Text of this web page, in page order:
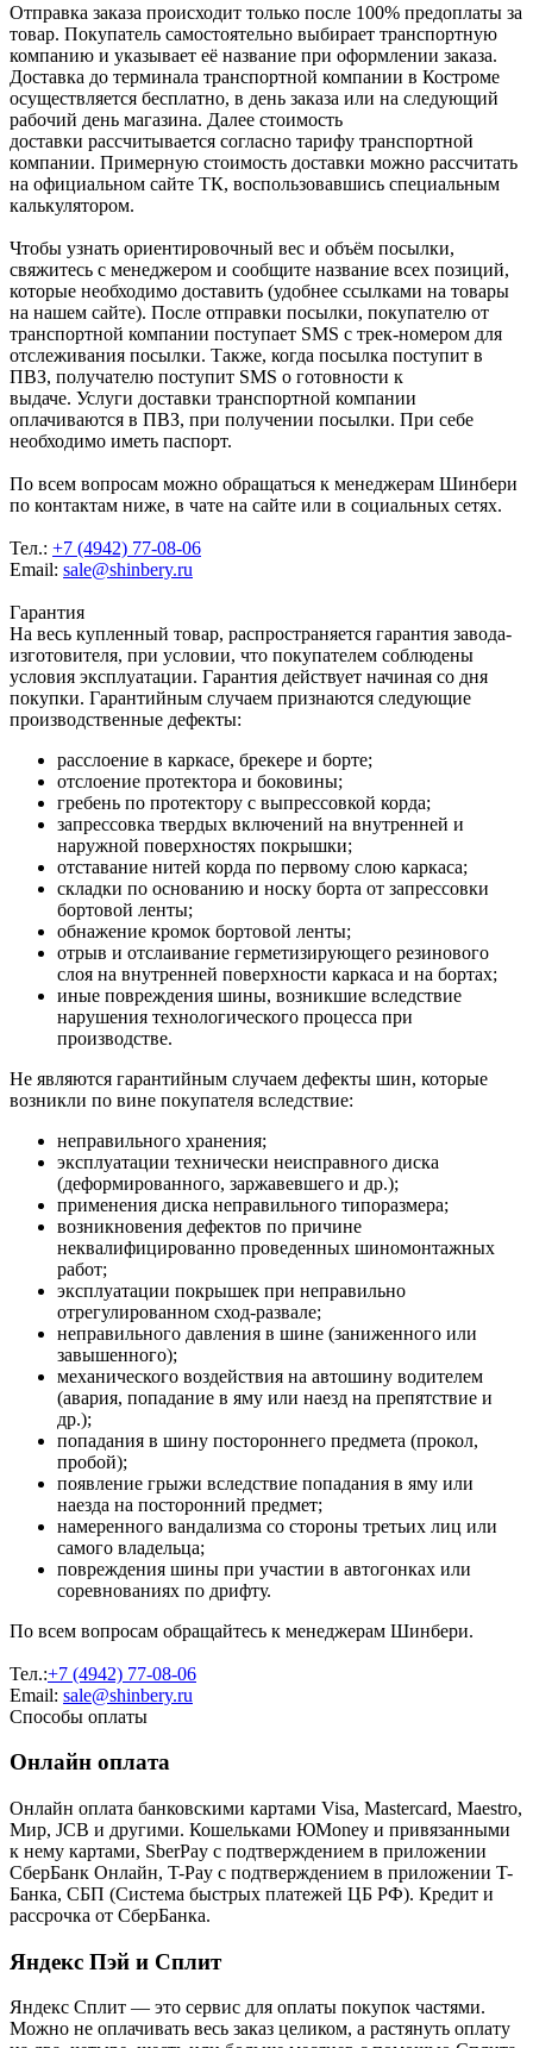
Отправка заказа происходит только после 100% предоплаты за
товар. Покупатель самостоятельно выбирает транспортную
компанию и указывает её название при оформлении заказа.
Доставка до терминала транспортной компании в Костроме
осуществляется бесплатно, в день заказа или на следующий
рабочий день магазина. Далее стоимость
доставки рассчитывается согласно тарифу транспортной
компании. Примерную стоимость доставки можно рассчитать
на официальном сайте ТК, воспользовавшись специальным
калькулятором.
Чтобы узнать ориентировочный вес и объём посылки,
свяжитесь с менеджером и сообщите название всех позиций,
которые необходимо доставить (удобнее ссылками на товары
на нашем сайте). После отправки посылки, покупателю от
транспортной компании поступает SMS с трек-номером для
отслеживания посылки. Также, когда посылка поступит в
ПВЗ, получателю поступит SMS о готовности к
выдаче. Услуги доставки транспортной компании
оплачиваются в ПВЗ, при получении посылки. При себе
необходимо иметь паспорт.
По всем вопросам можно обращаться к менеджерам Шинбери
по контактам ниже, в чате на сайте или в социальных сетях.
Тел.: +7 (4942) 77-08-06
Email: sale@shinbery.ru
Гарантия
На весь купленный товар, распространяется гарантия завода-
изготовителя, при условии, что покупателем соблюдены
условия эксплуатации. Гарантия действует начиная со дня
покупки. Гарантийным случаем признаются следующие
производственные дефекты:
расслоение в каркасе, брекере и борте;
отслоение протектора и боковины;
гребень по протектору с выпрессовкой корда;
запрессовка твердых включений на внутренней и
наружной поверхностях покрышки;
отставание нитей корда по первому слою каркаса;
складки по основанию и носку борта от запрессовки
бортовой ленты;
обнажение кромок бортовой ленты;
отрыв и отслаивание герметизирующего резинового
слоя на внутренней поверхности каркаса и на бортах;
иные повреждения шины, возникшие вследствие
нарушения технологического процесса при
производстве.
Не являются гарантийным случаем дефекты шин, которые
возникли по вине покупателя вследствие:
неправильного хранения;
эксплуатации технически неисправного диска
(деформированного, заржавевшего и др.);
применения диска неправильного типоразмера;
возникновения дефектов по причине
неквалифицированно проведенных шиномонтажных
работ;
эксплуатации покрышек при неправильно
отрегулированном сход-развале;
неправильного давления в шине (заниженного или
завышенного);
механического воздействия на автошину водителем
(авария, попадание в яму или наезд на препятствие и
др.);
попадания в шину постороннего предмета (прокол,
пробой);
появление грыжи вследствие попадания в яму или
наезда на посторонний предмет;
намеренного вандализма со стороны третьих лиц или
самого владельца;
повреждения шины при участии в автогонках или
соревнованиях по дрифту.
По всем вопросам обращайтесь к менеджерам Шинбери.
Тел.:+7 (4942) 77-08-06
Email: sale@shinbery.ru
Способы оплаты
Онлайн оплата
Онлайн оплата банковскими картами Visa, Mastercard, Maestro,
Мир, JCB и другими. Кошельками ЮMoney и привязанными
к нему картами, SberPay с подтверждением в приложении
СберБанк Онлайн, T-Pay с подтверждением в приложении T-
Банка, СБП (Система быстрых платежей ЦБ РФ). Кредит и
рассрочка от СберБанка.
Яндекс Пэй и Сплит
Яндекс Cплит — это сервис для оплаты покупок частями.
Можно не оплачивать весь заказ целиком, а растянуть оплату